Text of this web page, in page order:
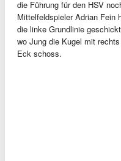
die Führung für den HSV
Mittelfeldspieler Adrian Fein
die linke Grundlinie
wo Jung die Kugel mit
Eck schoss.